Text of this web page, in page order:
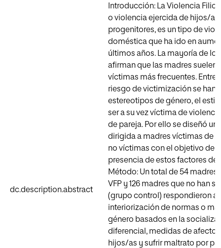
dc.description.abstract
Introducción: La Violencia
o violencia ejercida de hijos/as
progenitores, es un tipo de
doméstica que ha ido en
últimos años. La mayoría de
afirman que las madres suelen
víctimas más frecuentes. Entre
riesgo de victimización se han
estereotipos de género, el
ser a su vez víctima de
de pareja. Por ello se diseñó
dirigida a madres víctimas de
no víctimas con el objetivo de
presencia de estos factores de
Método: Un total de 54 madres
VFP y 126 madres que no han
(grupo control) respondieron a
interiorización de normas o
género basados en la
diferencial, medidas de afecto
hijos/as y sufrir maltrato por